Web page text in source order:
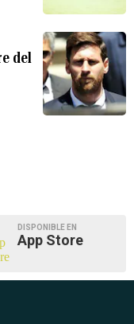
del
DISPONIBLE EN
App Store